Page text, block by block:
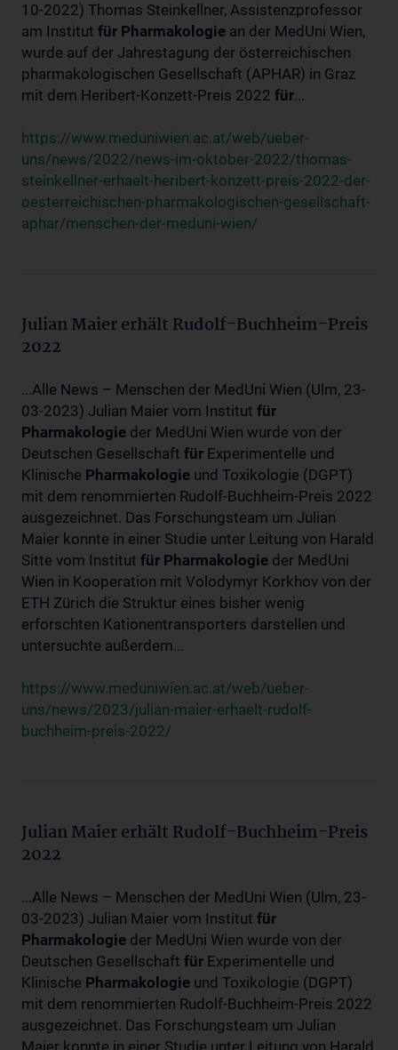
10-2022) Thomas Steinkellner, Assistenzprofessor
am Institut für Pharmakologie an der MedUni Wien,
wurde auf der Jahrestagung der österreichischen
pharmakologischen Gesellschaft (APHAR) in Graz
mit dem Heribert-Konzett-Preis 2022 für...
https://www.meduniwien.ac.at/web/ueber-
uns/news/2022/news-im-oktober-2022/thomas-
steinkellner-erhaelt-heribert-konzett-preis-2022-der-
oesterreichischen-pharmakologischen-gesellschaft-
aphar/menschen-der-meduni-wien/
Julian Maier erhält Rudolf-Buchheim-Preis
2022
...Alle News – Menschen der MedUni Wien (Ulm, 23-
03-2023) Julian Maier vom Institut für
Pharmakologie der MedUni Wien wurde von der
Deutschen Gesellschaft für Experimentelle und
Klinische Pharmakologie und Toxikologie (DGPT)
mit dem renommierten Rudolf-Buchheim-Preis 2022
ausgezeichnet. Das Forschungsteam um Julian
Maier konnte in einer Studie unter Leitung von Harald
Sitte vom Institut für Pharmakologie der MedUni
Wien in Kooperation mit Volodymyr Korkhov von der
ETH Zürich die Struktur eines bisher wenig
erforschten Kationentransporters darstellen und
untersuchte außerdem...
https://www.meduniwien.ac.at/web/ueber-
uns/news/2023/julian-maier-erhaelt-rudolf-
buchheim-preis-2022/
Julian Maier erhält Rudolf-Buchheim-Preis
2022
...Alle News – Menschen der MedUni Wien (Ulm, 23-
03-2023) Julian Maier vom Institut für
Pharmakologie der MedUni Wien wurde von der
Deutschen Gesellschaft für Experimentelle und
Klinische Pharmakologie und Toxikologie (DGPT)
mit dem renommierten Rudolf-Buchheim-Preis 2022
ausgezeichnet. Das Forschungsteam um Julian
Maier konnte in einer Studie unter Leitung von Harald